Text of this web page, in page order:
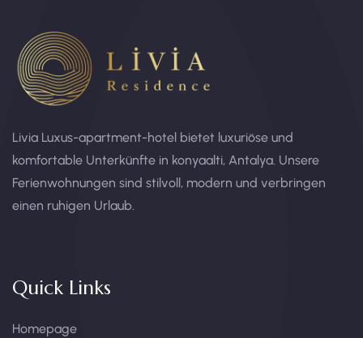
Livia Luxus-apartment-hotel bietet luxuriöse und
komfortable Unterkünfte in konyaalti, Antalya. Unsere
Ferienwohnungen sind stilvoll, modern und verbringen
einen ruhigen Urlaub.
Quick Links
Homepage